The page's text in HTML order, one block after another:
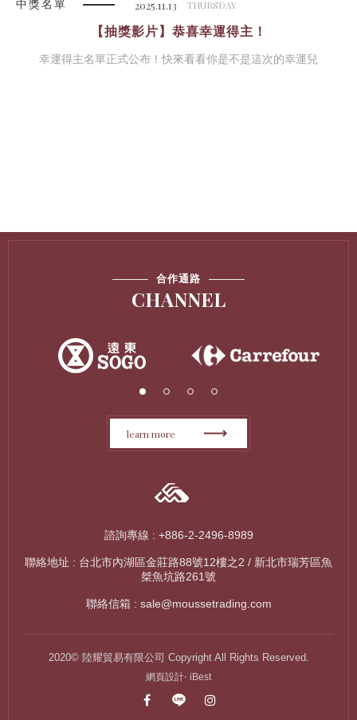
中獎名單 2025.11.13 THURSDAY
【抽獎影片】恭喜幸運得主！
幸運得主名單正式公布！快來看看你是不是這次的幸運兒
諮詢專線 : +886-2-2496-8989
聯絡地址 : 台北市內湖區金莊路88號12樓之2 / 新北市瑞芳區魚
桀魚坑路261號
聯絡信箱 : sale@moussetrading.com
CHANNEL
合作通路
1 2 3 4
learn more
2020© 陸耀貿易有限公司 Copyright All Rights Reserved.
網頁設計‧ iBest